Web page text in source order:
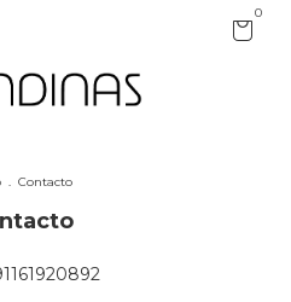
0
. Contacto